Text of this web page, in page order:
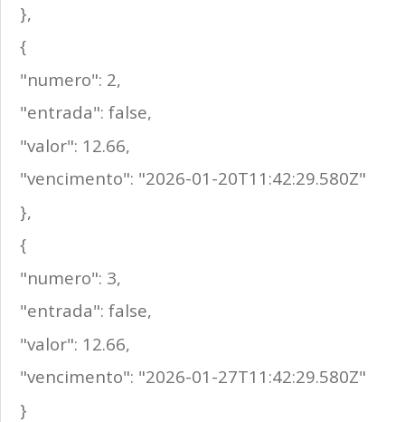
},
{
"numero": 2,
"entrada": false,
"valor": 12.66,
"vencimento": "2026-01-20T11:42:29.580Z"
},
{
"numero": 3,
"entrada": false,
"valor": 12.66,
"vencimento": "2026-01-27T11:42:29.580Z"
}